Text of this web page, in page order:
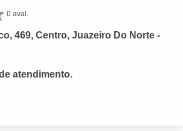
0 aval.
469, Centro, Juazeiro Do Norte -
atendimento.